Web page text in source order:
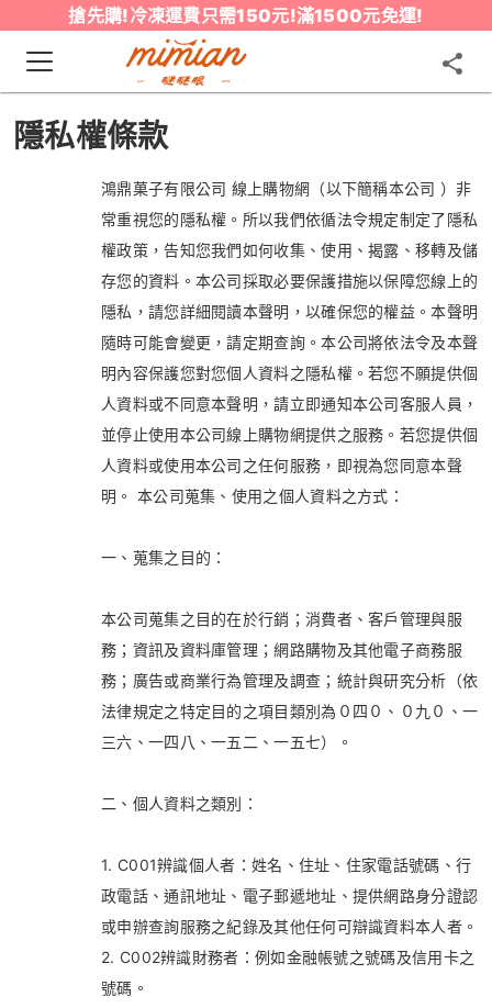
搶先購!冷凍運費只需150元!滿1500元免運!
隱私權條款
鴻鼎菓子有限公司 線上購物網（以下簡稱本公司 ）非
常重視您的隱私權。所以我們依循法令規定制定了隱私
權政策，告知您我們如何收集、使用、揭露、移轉及儲
存您的資料。本公司採取必要保護措施以保障您線上的
隱私，請您詳細閱讀本聲明，以確保您的權益。本聲明
隨時可能會變更，請定期查詢。本公司將依法令及本聲
明內容保護您對您個人資料之隱私權。若您不願提供個
人資料或不同意本聲明，請立即通知本公司客服人員，
並停止使用本公司線上購物網提供之服務。若您提供個
人資料或使用本公司之任何服務，即視為您同意本聲
明。 本公司蒐集、使用之個人資料之方式：
一、蒐集之目的：
本公司蒐集之目的在於行銷；消費者、客戶管理與服
務；資訊及資料庫管理；網路購物及其他電子商務服
務；廣告或商業行為管理及調查；統計與研究分析（依
法律規定之特定目的之項目類別為０四０、０九０、一
三六、一四八、一五二、一五七）。
二、個人資料之類別：
1. C001辨識個人者：姓名、住址、住家電話號碼、行
政電話、通訊地址、電子郵遞地址、提供網路身分證認
或申辦查詢服務之紀錄及其他任何可辯識資料本人者。
2. C002辨識財務者：例如金融帳號之號碼及信用卡之
號碼。